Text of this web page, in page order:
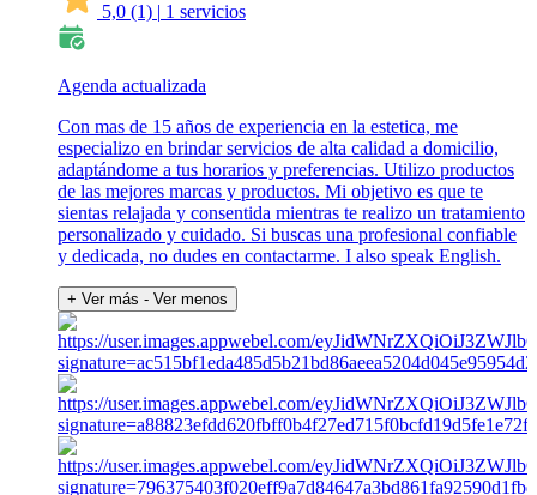
5,0 (1) | 1 servicios
Agenda actualizada
Con mas de 15 años de experiencia en la estetica, me
especializo en brindar servicios de alta calidad a domicilio,
adaptándome a tus horarios y preferencias. Utilizo productos
de las mejores marcas y productos. Mi objetivo es que te
sientas relajada y consentida mientras te realizo un tratamiento
personalizado y cuidado. Si buscas una profesional confiable
y dedicada, no dudes en contactarme. I also speak English.
+ Ver más - Ver menos